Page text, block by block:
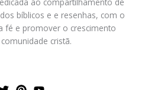
bíblicos e e resenhas, com o
fé e promover o crescimento
cristã.